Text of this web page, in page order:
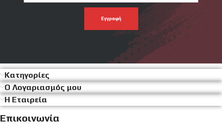
Κατηγορίες
Ο Λογαριασμός μου
Η Εταιρεία
Επικοινωνία